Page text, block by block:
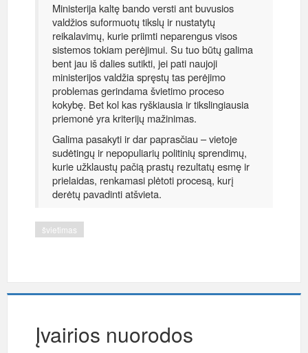
Ministerija kaltę bando versti ant buvusios
valdžios suformuotų tikslų ir nustatytų
reikalavimų, kurie priimti neparengus visos
sistemos tokiam perėjimui. Su tuo būtų galima
bent jau iš dalies sutikti, jei pati naujoji
ministerijos valdžia spręstų tas perėjimo
problemas gerindama švietimo proceso
kokybę. Bet kol kas ryškiausia ir tikslingiausia
priemonė yra kriterijų mažinimas.
Galima pasakyti ir dar paprasčiau – vietoje
sudėtingų ir nepopuliarių politinių sprendimų,
kurie užklaustų pačią prastų rezultatų esmę ir
prielaidas, renkamasi plėtoti procesą, kurį
derėtų pavadinti atšvieta.
švietimas
Įvairios nuorodos